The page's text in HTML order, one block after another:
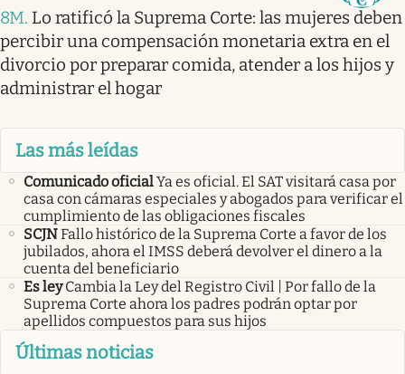
8M. Lo ratificó la Suprema Corte: las mujeres deben
percibir una compensación monetaria extra en el
divorcio por preparar comida, atender a los hijos y
administrar el hogar
Las más leídas
Comunicado oficialYa es oficial. El SAT visitará casa por
casa con cámaras especiales y abogados para verificar el
cumplimiento de las obligaciones fiscales
SCJNFallo histórico de la Suprema Corte a favor de los
jubilados, ahora el IMSS deberá devolver el dinero a la
cuenta del beneficiario
Es ley Cambia la Ley del Registro Civil | Por fallo de la
Suprema Corte ahora los padres podrán optar por
apellidos compuestos para sus hijos
Últimas noticias